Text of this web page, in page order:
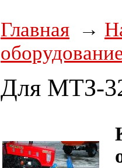
Главная
Для МТЗ-